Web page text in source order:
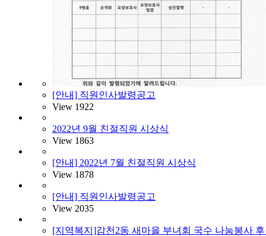
[안내] 직원인사발령공고
View 1922
2022년 9월 친절직원 시상식
View 1863
[안내] 2022년 7월 친절직원 시상식
View 1878
[안내] 직원인사발령공고
View 2035
[지역복지]감천2동 새마을 부녀회 국수 나눔봉사